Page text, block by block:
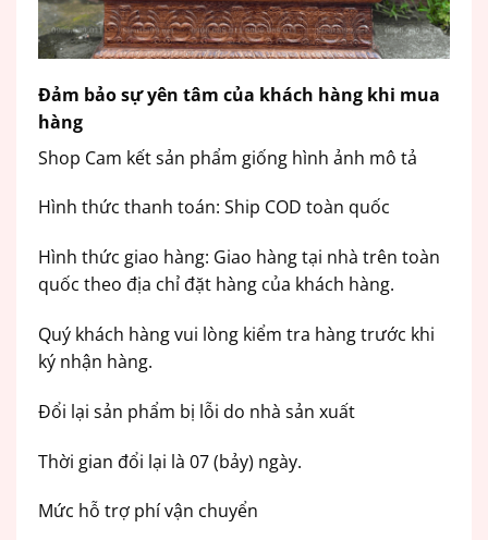
Đảm bảo sự yên tâm của khách hàng khi mua
hàng
Shop Cam kết sản phẩm giống hình ảnh mô tả
Hình thức thanh toán: Ship COD toàn quốc
Hình thức giao hàng: Giao hàng tại nhà trên toàn
quốc theo địa chỉ đặt hàng của khách hàng.
Quý khách hàng vui lòng kiểm tra hàng trước khi
ký nhận hàng.
Đổi lại sản phẩm bị lỗi do nhà sản xuất
Thời gian đổi lại là 07 (bảy) ngày.
Mức hỗ trợ phí vận chuyển